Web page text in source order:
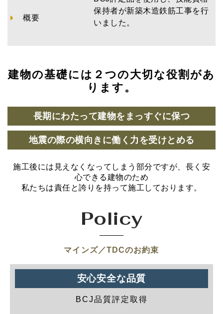
概要
保持者が新築木造鉄筋工事を行
いました。
建物の基礎には２つの大切な役割があ
ります。
長期にわたって建物をまっすぐに保つ
地震の際の横向きに働く力を受けとめる
施工後には見えなくなってしまう部分ですが、長く安
心できる建物のため
私たちは責任と誇りを持って施工しております。
Policy
マインズ／TDCのお約束
安心安全な品質
BCJ品質評定取得